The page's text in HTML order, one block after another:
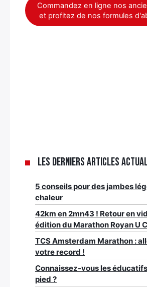
Commandez en ligne nos
et profitez de nos formules
Les derniers articles
5 conseils pour des jambes
chaleur
42km en 2mn43 ! Retour en
édition du Marathon Royan U
TCS Amsterdam Marathon :
votre record !
Connaissez-vous les
pied ?